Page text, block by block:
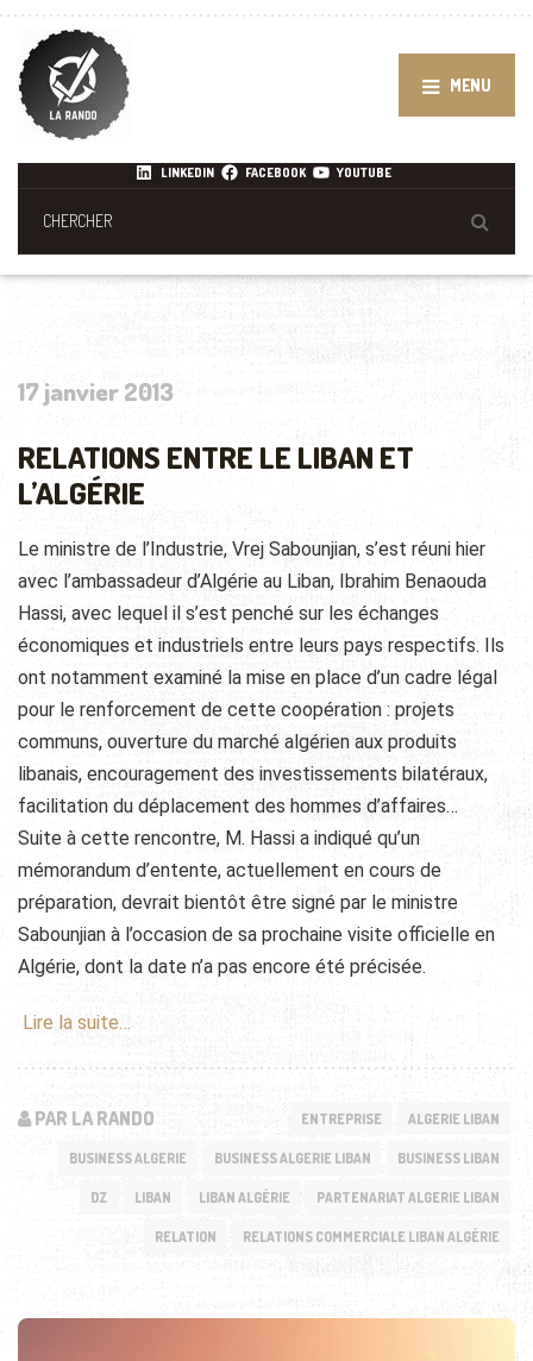
MENU
LINKEDIN FACEBOOK YOUTUBE
17 janvier 2013
RELATIONS ENTRE LE LIBAN ET
L’ALGÉRIE
Le ministre de l’Industrie, Vrej Sabounjian, s’est réuni hier
avec l’ambassadeur d’Algérie au Liban, Ibrahim Benaouda
Hassi, avec lequel il s’est penché sur les échanges
économiques et industriels entre leurs pays respectifs. Ils
ont notamment examiné la mise en place d’un cadre légal
pour le renforcement de cette coopération : projets
communs, ouverture du marché algérien aux produits
libanais, encouragement des investissements bilatéraux,
facilitation du déplacement des hommes d’affaires…
Suite à cette rencontre, M. Hassi a indiqué qu’un
mémorandum d’entente, actuellement en cours de
préparation, devrait bientôt être signé par le ministre
Sabounjian à l’occasion de sa prochaine visite officielle en
Algérie, dont la date n’a pas encore été précisée.
Lire la suite…
PAR LA RANDO ENTREPRISE ALGERIE LIBAN
BUSINESS ALGERIE BUSINESS ALGERIE LIBAN BUSINESS LIBAN
DZ LIBAN LIBAN ALGÉRIE PARTENARIAT ALGERIE LIBAN
RELATION RELATIONS COMMERCIALE LIBAN ALGÉRIE